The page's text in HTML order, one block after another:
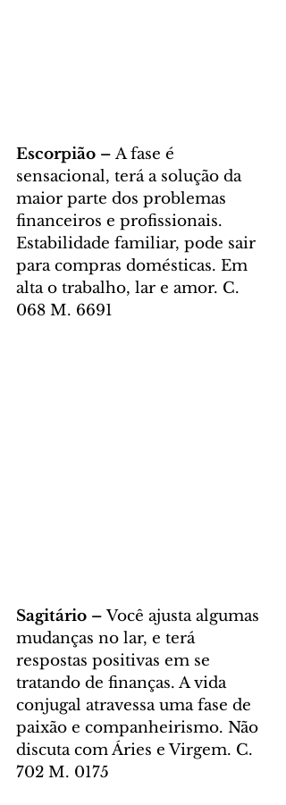
Escorpião – A fase é
sensacional, terá a solução da
maior parte dos problemas
financeiros e profissionais.
Estabilidade familiar, pode sair
para compras domésticas. Em
alta o trabalho, lar e amor. C.
068 M. 6691
Sagitário – Você ajusta algumas
mudanças no lar, e terá
respostas positivas em se
tratando de finanças. A vida
conjugal atravessa uma fase de
paixão e companheirismo. Não
discuta com Áries e Virgem. C.
702 M. 0175